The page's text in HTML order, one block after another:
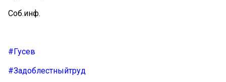
Соб.инф.
#Гусев
#Задоблестныйтруд